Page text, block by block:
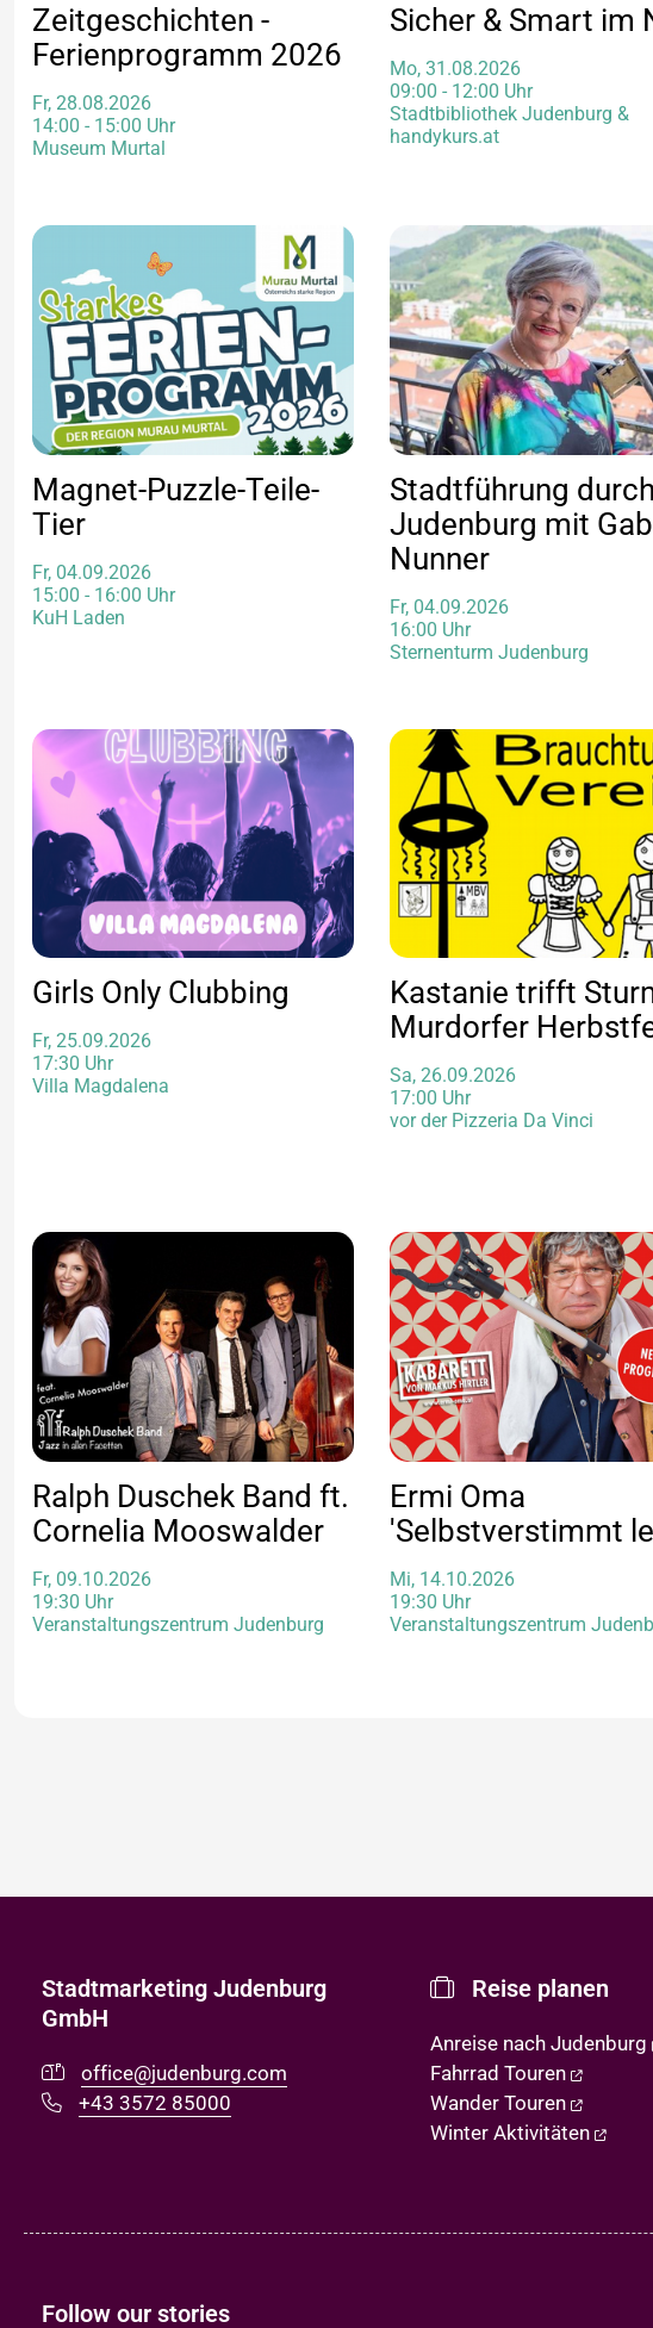
Zeitgeschichten -
Ferienprogramm 2026
Fr, 28.08.2026
14:00 - 15:00 Uhr
Museum Murtal
Sicher & Smart im
Mo, 31.08.2026
09:00 - 12:00 Uhr
Stadtbibliothek Judenburg &
handykurs.at
Magnet-Puzzle-Teile-
Tier
Fr, 04.09.2026
15:00 - 16:00 Uhr
KuH Laden
Stadtführung durch
Judenburg mit
Nunner
Fr, 04.09.2026
16:00 Uhr
Sternenturm Judenburg
Girls Only Clubbing
Fr, 25.09.2026
17:30 Uhr
Villa Magdalena
Kastanie trifft
Murdorfer
Sa, 26.09.2026
17:00 Uhr
vor der Pizzeria Da Vinci
Ralph Duschek Band ft.
Cornelia Mooswalder
Fr, 09.10.2026
19:30 Uhr
Veranstaltungszentrum Judenburg
Ermi Oma
'Selbstverstimmt
Mi, 14.10.2026
19:30 Uhr
Veranstaltungszentrum
Stadtmarketing Judenburg
GmbH
office@judenburg.com
+43 3572 85000
Reise planen
Anreise nach Judenburg
Fahrrad Touren
Wander Touren
Winter Aktivitäten
Follow our stories